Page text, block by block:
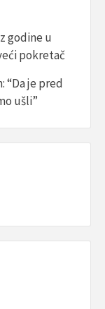
godine u
pokretač
“Da je pred
ušli”